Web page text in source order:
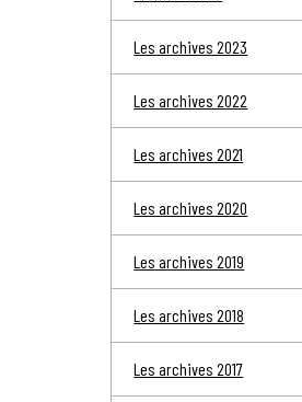
Les archives 2023
Les archives 2022
Les archives 2021
Les archives 2020
Les archives 2019
Les archives 2018
Les archives 2017